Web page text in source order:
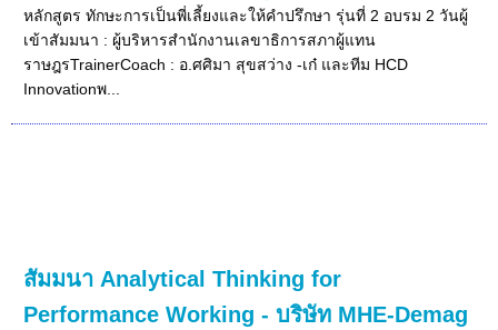
หลักสูตร ทักษะการเป็นพี่เลี้ยงและให้คำปรึกษา รุ่นที่ 2 อบรม 2 วันผู้
เข้าสัมมนา : ผู้บริหารสำนักงานเลขาธิการสภาผู้แทน
ราษฎรTrainerCoach : อ.ศศิมา สุขสว่าง -เก๋ และทีม HCD
Innovationพ...
สัมมนา Analytical Thinking for
Performance Working - บริษัท MHE-Demag